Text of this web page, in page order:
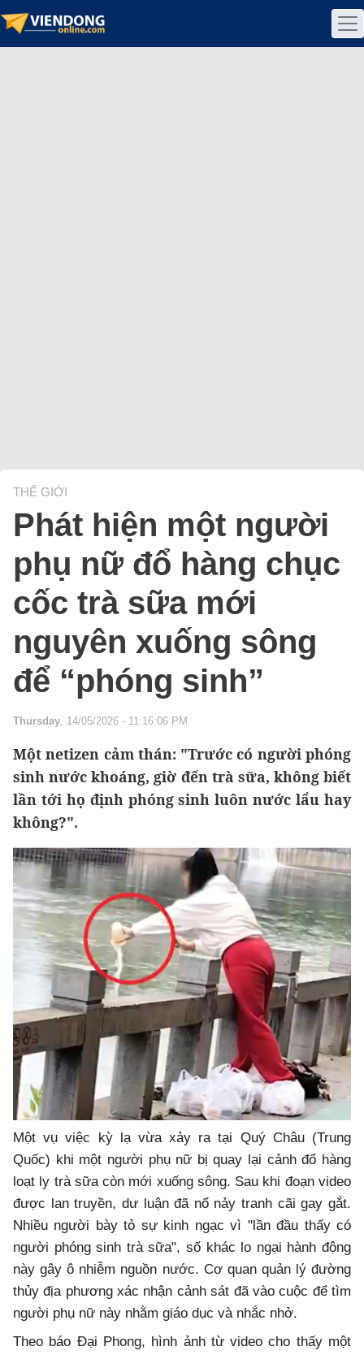
THẾ GIỚI
Phát hiện một người
phụ nữ đổ hàng chục
cốc trà sữa mới
nguyên xuống sông
để “phóng sinh”
Thursday, 14/05/2026 - 11:16:06 PM
Một netizen cảm thán: "Trước có người phóng
sinh nước khoáng, giờ đến trà sữa, không biết
lần tới họ định phóng sinh luôn nước lẩu hay
không?".
Một vụ việc kỳ lạ vừa xảy ra tại Quý Châu (Trung
Quốc) khi một người phụ nữ bị quay lại cảnh đổ hàng
loạt ly trà sữa còn mới xuống sông. Sau khi đoạn video
được lan truyền, dư luận đã nổ nảy tranh cãi gay gắt.
Nhiều người bày tỏ sự kinh ngạc vì "lần đầu thấy có
người phóng sinh trà sữa", số khác lo ngại hành động
này gây ô nhiễm nguồn nước. Cơ quan quản lý đường
thủy địa phương xác nhận cảnh sát đã vào cuộc để tìm
người phụ nữ này nhằm giáo dục và nhắc nhở.
Theo báo Đại Phong, hình ảnh từ video cho thấy một